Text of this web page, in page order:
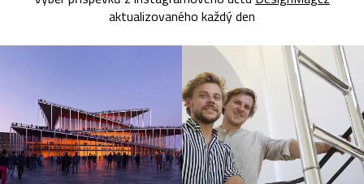
aktualizovaného každý den